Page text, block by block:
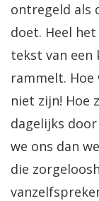
ontregeld als
doet. Heel
tekst van een
rammelt. Hoe
niet zijn! Hoe
dagelijks
we ons dan
die